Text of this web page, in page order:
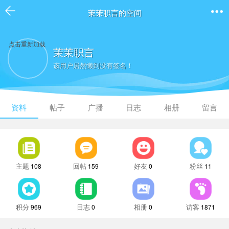
茉茉职言的空间
点击重新加载
茉茉职言
该用户居然懒到没有签名！
资料 帖子 广播 日志 相册 留言
主题 108 回帖 159 好友0 粉丝 11
积分 969 日志0 相册0 访客 1871